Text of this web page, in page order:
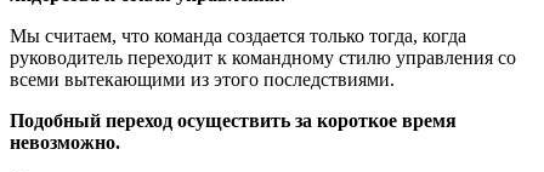
Мы считаем, что команда создается только тогда, когда
руководитель переходит к командному стилю управления со
всеми вытекающими из этого последствиями.
Подобный переход осуществить за короткое время
невозможно.